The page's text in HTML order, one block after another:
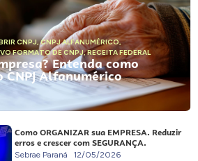
CNPJ,CNPJ ALFANUMÉRICO,
FORMATO DE CNPJ,RECEITA FEDERAL
Entenda como
Alfanumérico
Como ORGANIZAR sua EMPRESA. Reduzir
erros e crescer com SEGURANÇA.
Sebrae Paraná 12/05/2026